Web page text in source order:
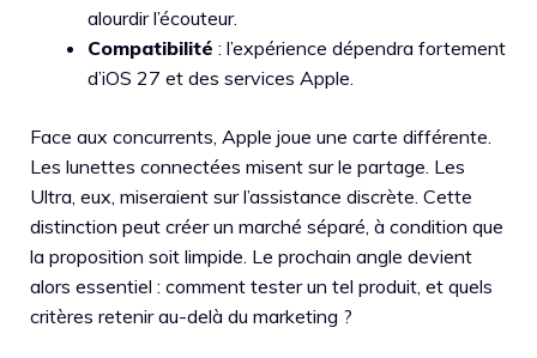
alourdir l’écouteur.
Compatibilité : l’expérience dépendra fortement
d’iOS 27 et des services Apple.
Face aux concurrents, Apple joue une carte différente.
Les lunettes connectées misent sur le partage. Les
Ultra, eux, miseraient sur l’assistance discrète. Cette
distinction peut créer un marché séparé, à condition que
la proposition soit limpide. Le prochain angle devient
alors essentiel : comment tester un tel produit, et quels
critères retenir au-delà du marketing ?